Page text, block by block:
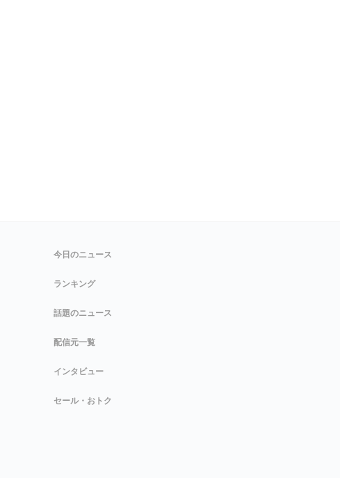
今日のニュース
ランキング
話題のニュース
配信元一覧
インタビュー
セール・おトク